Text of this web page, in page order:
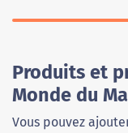
Produits et
Monde du
Vous pouvez